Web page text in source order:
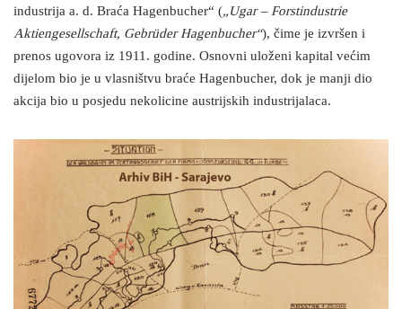
industrija a. d. Braća Hagenbucher“ („Ugar – Forstindustrie
Aktiengesellschaft, Gebrüder Hagenbucher“), čime je izvršen i
prenos ugovora iz 1911. godine. Osnovni uloženi kapital većim
dijelom bio je u vlasništvu braće Hagenbucher, dok je manji dio
akcija bio u posjedu nekolicine austrijskih industrijalaca.